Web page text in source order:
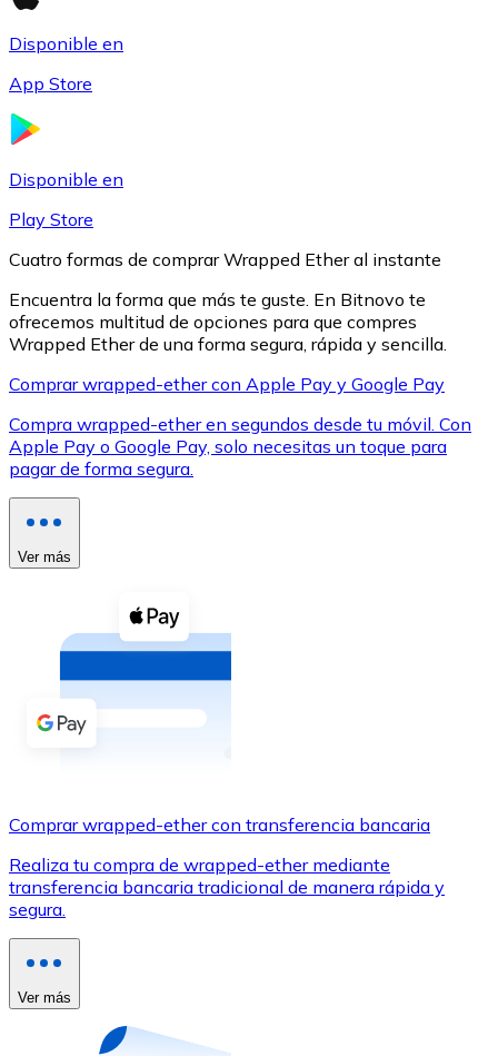
XRP
XRP
Ver todo
Compra criptomonedas con efectivo en tu tienda más
Comprar con efectivo
Transferencia SEPA
Utiliza tarjetas Visa y Mastercard para comprar
Comprar con tarjeta
Tienda - Tarjetas regalo
Nuevo
Compra tarjetas regalo de tus marcas favoritas con
Disponible en
App Store
Disponible en
Play Store
Cuatro formas de comprar Wrapped Ether al instante
Encuentra la forma que más te guste. En Bitnovo te
ofrecemos multitud de opciones para que compres
Wrapped Ether de una forma segura, rápida y sencilla.
Comprar wrapped-ether con Apple Pay y Google Pay
Compra wrapped-ether en segundos desde tu móvil. Con
Apple Pay o Google Pay, solo necesitas un toque para
pagar de forma segura.
Ver más
Comprar wrapped-ether con transferencia bancaria
Realiza tu compra de wrapped-ether mediante
transferencia bancaria tradicional de manera rápida y
segura.
Ver más